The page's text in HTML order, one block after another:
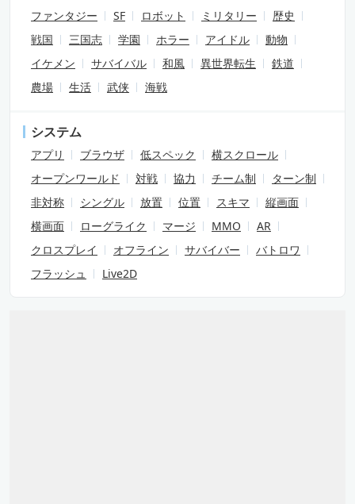
ファンタジー
SF ロボット ミリタリー
歴史
戦国
三国志 学園 ホラー アイドル
動物
イケメン
サバイバル 和風 異世界転生
鉄道
農場
生活 武侠 海戦
システム
アプリ ブラウザ 低スペック
横スクロール
オープンワールド
対戦 協力 チーム制
ターン制
非対称
シングル 放置 位置 スキマ
縦画面
横画面
ローグライク マージ MMO
AR
クロスプレイ
オフライン サバイバー
バトロワ
フラッシュ
Live2D